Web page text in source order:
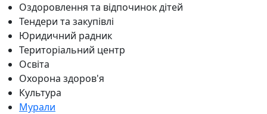
Оздоровлення та відпочинок дітей
Тендери та закупівлі
Юридичний радник
Територіальний центр
Освіта
Охорона здоров'я
Культура
Мурали